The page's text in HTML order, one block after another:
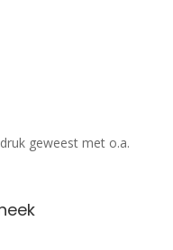
geweest met o.a.